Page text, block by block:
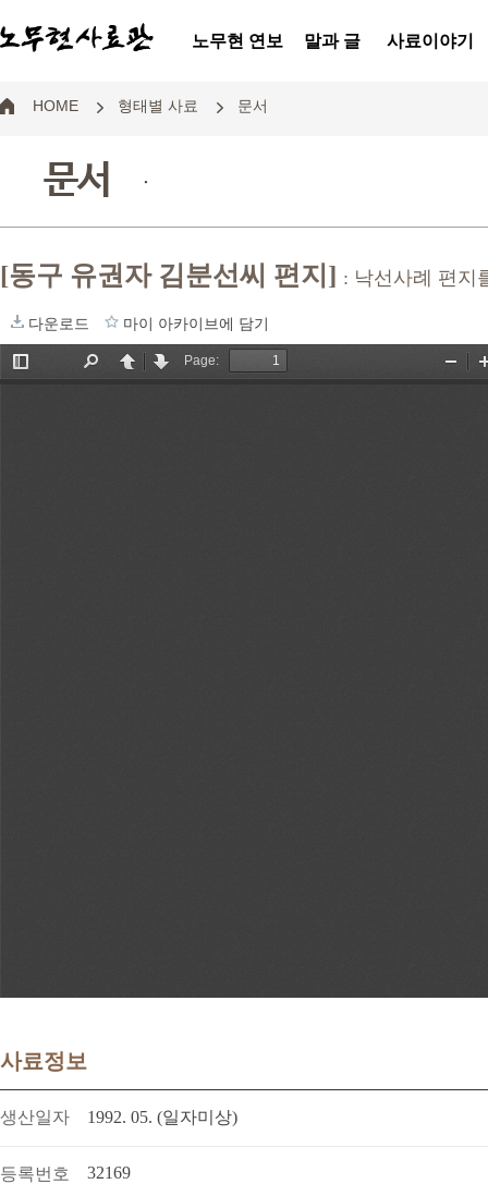
노무현 연보 말과 글 사료이야기
HOME 형태별 사료 문서
문서 .
[동구 유권자 김분선씨 편지] : 낙선사례 편지
다운로드 마이 아카이브에 담기
사료정보
생산일자 1992. 05. (일자미상)
등록번호 32169